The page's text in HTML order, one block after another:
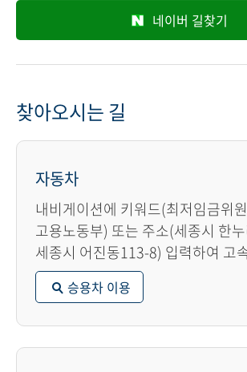
네이버 길찾기
찾아오시는 길
자동차
내비게이션에 키워드(최저임금위
고용노동부) 또는 주소(세종시 한
세종시 어진동113-8) 입력하여 고
승용차 이용